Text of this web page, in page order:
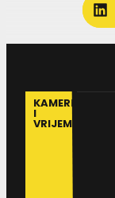
KAMERE
I
VRIJEME